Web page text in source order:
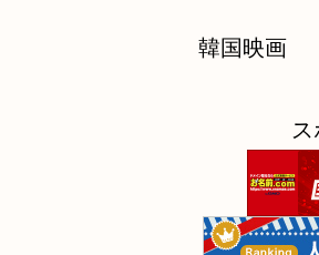
韓国映画